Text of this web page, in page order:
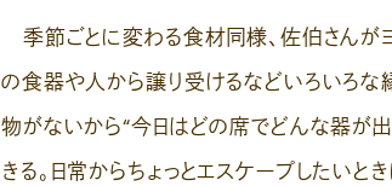
季節ごとに変わる食材同様、佐伯さんが
の食器や人から譲り受けるなどいろいろ
物がないから“今日はどの席でどんな器が
きる。日常からちょっとエスケープしたい